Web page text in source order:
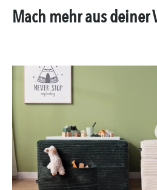
Mach mehr aus deiner